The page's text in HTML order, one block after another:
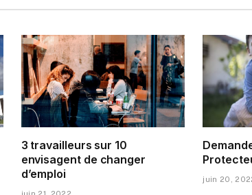
3 travailleurs sur 10
envisagent de changer
d’emploi
juin 21, 2022
juin 20,